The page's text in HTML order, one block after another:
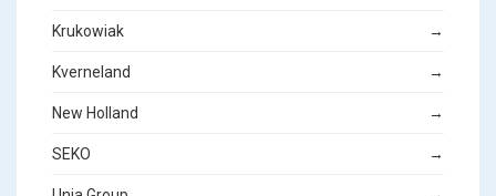
Krukowiak →
Kverneland →
New Holland →
SEKO →